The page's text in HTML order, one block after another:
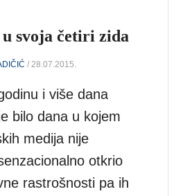
svoja četiri zida
/ 28.07.2015.
i više dana
bilo dana u kojem
medija nije
otkrio
rastrošnosti pa ih